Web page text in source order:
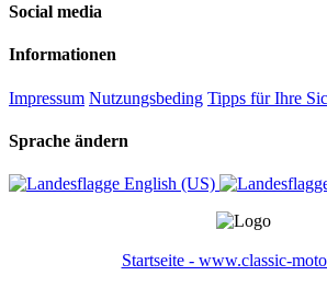
Social media
Informationen
Impressum Nutzungsbeding Tipps für Ihre
Sprache ändern
English (US)‎
Startseite - www.classic-